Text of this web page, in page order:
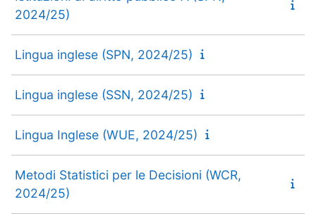
2024/25)
Lingua inglese (SPN, 2024/25)
Lingua inglese (SSN, 2024/25)
Lingua Inglese (WUE, 2024/25)
Metodi Statistici per le Decisioni (WCR,
2024/25)